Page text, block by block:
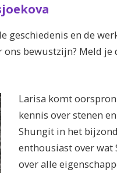
geschiedenis en de
bewustzijn? Meld
Larisa komt
kennis over stenen
Shungit in het
enthousiast over wat
over alle